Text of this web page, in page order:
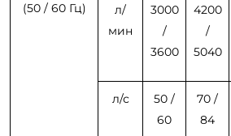
(50 / 60 Гц)
л/
мин
3000
/
3600
4200
/
5040
л/с
50 /
60
70 /
84